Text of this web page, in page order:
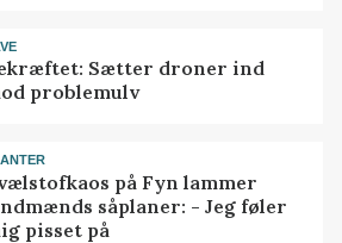
Sætter droner ind
problemulv
på Fyn lammer
såplaner: - Jeg føler
pisset på